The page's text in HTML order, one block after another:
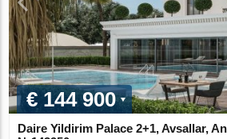
€ 144 900
Daire Yildirim Palace 2+1, Avsallar,